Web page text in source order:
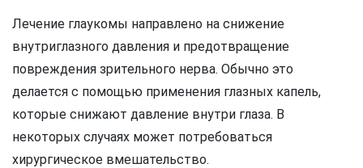
Лечение глаукомы направлено на снижение
внутриглазного давления и предотвращение
повреждения зрительного нерва. Обычно это
делается с помощью применения глазных капель,
которые снижают давление внутри глаза. В
некоторых случаях может потребоваться
хирургическое вмешательство.